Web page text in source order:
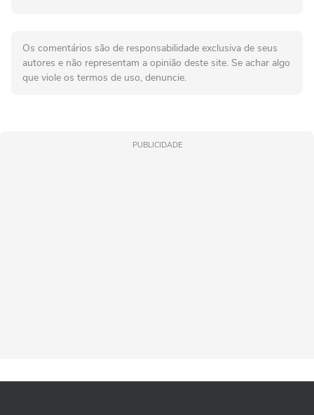
Os comentários são de responsabilidade exclusiva de seus
autores e não representam a opinião deste site. Se achar algo
que viole os termos de uso, denuncie.
PUBLICIDADE